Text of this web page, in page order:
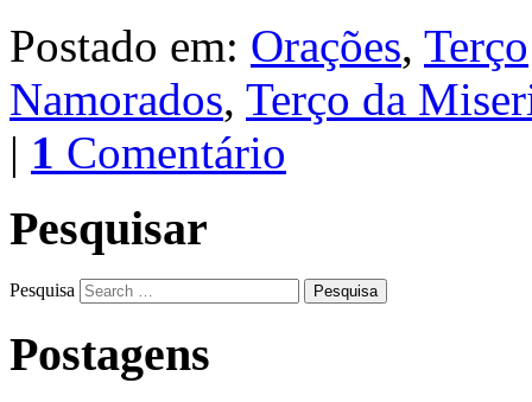
Postado em: Orações, Terço
Namorados, Terço da
| 1 Comentário
Pesquisar
Pesquisa
Postagens